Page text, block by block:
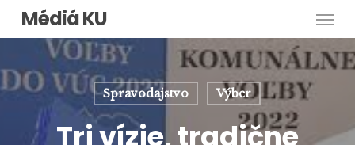
Skip
content
Médiá KU
Spravodajstvo Výber
Tri vízie, tradične